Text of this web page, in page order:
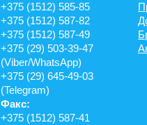
+375 (1512) 585-85
+375 (1512) 587-82
+375 (1512) 587-49
+375 (29) 503-39-47
(Viber/WhatsApp)
+375 (29) 645-49-03
(Telegram)
Факс:
+375 (1512) 587-41